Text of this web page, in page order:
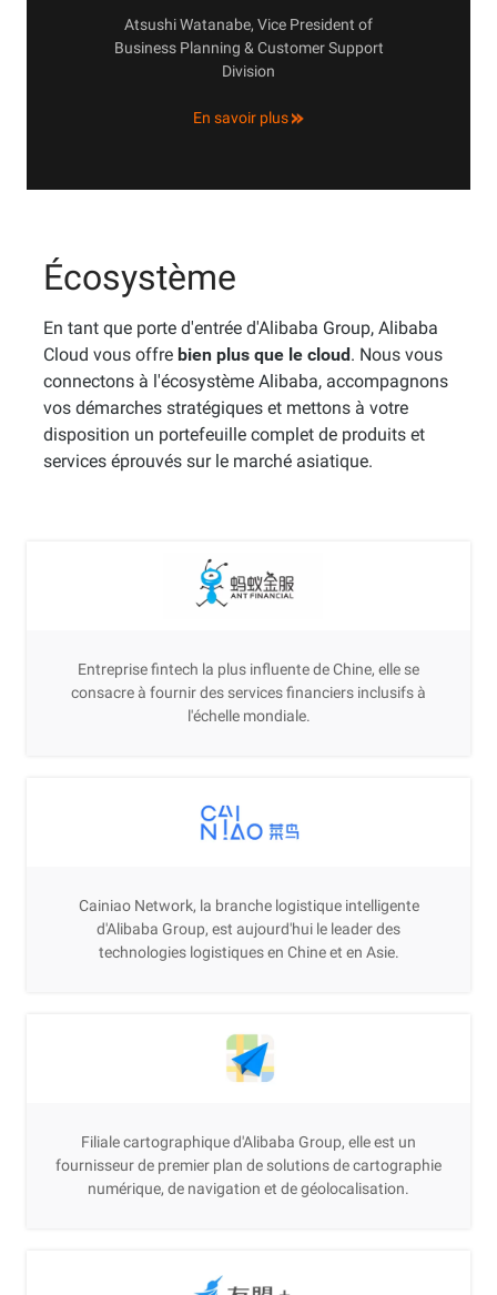
Atsushi Watanabe, Vice President of
Business Planning & Customer Support
Division
En savoir plus
Écosystème
En tant que porte d'entrée d'Alibaba Group, Alibaba
Cloud vous offre bien plus que le cloud. Nous vous
connectons à l'écosystème Alibaba, accompagnons
vos démarches stratégiques et mettons à votre
disposition un portefeuille complet de produits et
services éprouvés sur le marché asiatique.
Entreprise fintech la plus influente de Chine, elle se
consacre à fournir des services financiers inclusifs à
l'échelle mondiale.
Cainiao Network, la branche logistique intelligente
d'Alibaba Group, est aujourd'hui le leader des
technologies logistiques en Chine et en Asie.
Filiale cartographique d'Alibaba Group, elle est un
fournisseur de premier plan de solutions de cartographie
numérique, de navigation et de géolocalisation.